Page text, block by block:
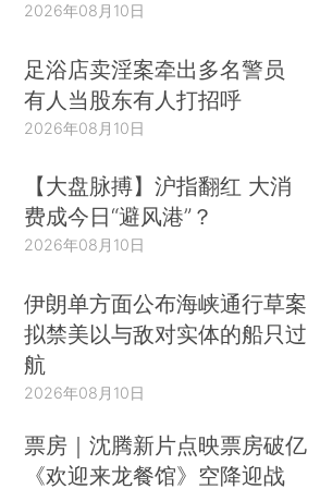
2026年08月10日
足浴店卖淫案牵出多名警员
有人当股东有人打招呼
2026年08月10日
【大盘脉搏】沪指翻红 大消
费成今日“避风港”？
2026年08月10日
伊朗单方面公布海峡通行草案
拟禁美以与敌对实体的船只过
航
2026年08月10日
票房｜沈腾新片点映票房破亿
《欢迎来龙餐馆》空降迎战